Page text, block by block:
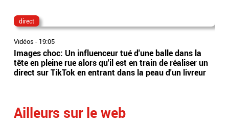
direct
Vidéos - 19:05
Images choc: Un influenceur tué d'une balle dans la
tête en pleine rue alors qu'il est en train de réaliser un
direct sur TikTok en entrant dans la peau d'un livreur
Ailleurs sur le web